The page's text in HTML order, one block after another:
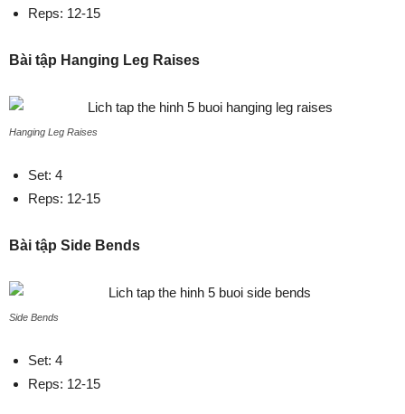
Reps: 12-15
Bài tập Hanging Leg Raises
Hanging Leg Raises
Set: 4
Reps: 12-15
Bài tập Side Bends
Side Bends
Set: 4
Reps: 12-15